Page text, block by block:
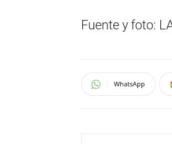
Fuente y foto:
WhatsApp